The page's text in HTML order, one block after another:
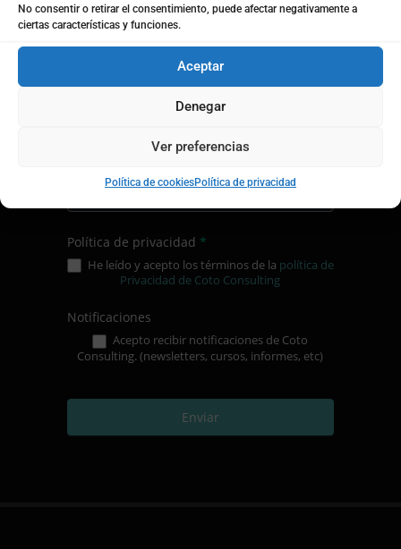
No consentir o retirar el consentimiento, puede afectar negativamente a
ciertas características y funciones.
Aceptar
Denegar
Ver preferencias
Política de cookiesPolítica de privacidad
Nombre de la empresa
Política de privacidad *
He leído y acepto los términos de la política de
Privacidad de Coto Consulting
Notificaciones
Acepto recibir notificaciones de Coto
Consulting. (newsletters, cursos, informes, etc)
Enviar